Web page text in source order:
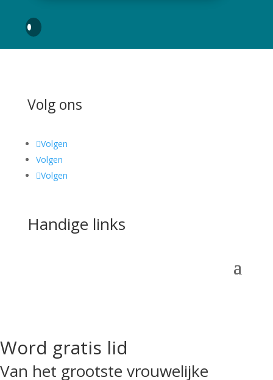
Volg ons
Volgen
Volgen
Volgen
Handige links
Word gratis lid
Van het grootste vrouwelijke